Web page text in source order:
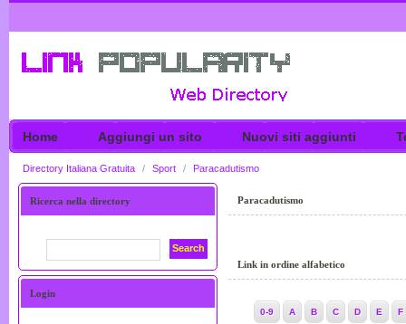
Home Aggiungi un sito Nuovi siti aggiunti
Directory Italiana Gratuita / Sport / Paracadutismo
Ricerca nella directory
Search
Login
Paracadutismo
Link in ordine alfabetico
0-9 A B C D E F